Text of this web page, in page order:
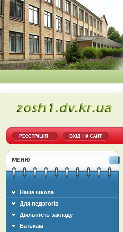
Наша школа
Для педагогів
Діяльність закладу
Батькам